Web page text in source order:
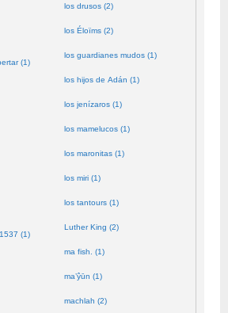
(1)
(1)
los drusos (2)
los Éloïms (2)
los guardianes mudos (1)
los hijos de Adán (1)
los jenízaros (1)
los mamelucos (1)
los maronitas (1)
los miri (1)
los tantours (1)
Luther King (2)
ma fish. (1)
ma’ŷūn (1)
machlah (2)